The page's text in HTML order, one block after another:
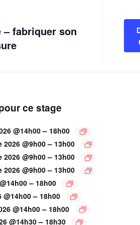
fabriquer son
ce stage
@14h00– 18h00
2026 @9h00– 13h00
2026 @9h00– 13h00
2026 @9h00– 13h00
– 18h00
@14h00– 18h00
@14h00– 18h00
@14h30– 18h30